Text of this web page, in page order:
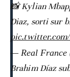
📸 Kylian
Diaz, sorti sur
pic.twitter.com/
— Real France
Brahim Díaz